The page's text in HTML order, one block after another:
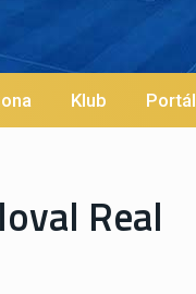
Klub Portál
Real